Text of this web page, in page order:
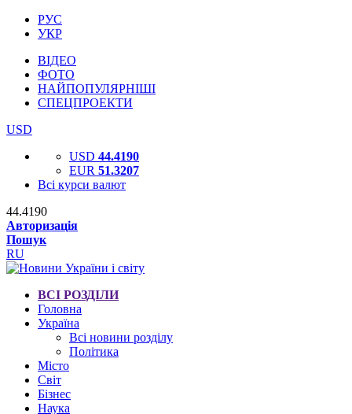
РУС
УКР
ВІДЕО
ФОТО
НАЙПОПУЛЯРНІШІ
СПЕЦПРОЕКТИ
USD
USD 44.4190
EUR 51.3207
Всі курси валют
44.4190
Авторизація
Пошук
RU
ВСІ РОЗДІЛИ
Головна
Україна
Всі новини розділу
Політика
Місто
Світ
Бізнес
Наука